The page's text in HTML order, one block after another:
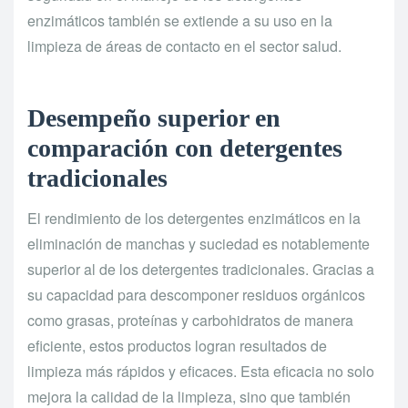
enzimáticos también se extiende a su uso en la
limpieza de áreas de contacto en el sector salud.
Desempeño superior en
comparación con detergentes
tradicionales
El rendimiento de los detergentes enzimáticos en la
eliminación de manchas y suciedad es notablemente
superior al de los detergentes tradicionales. Gracias a
su capacidad para descomponer residuos orgánicos
como grasas, proteínas y carbohidratos de manera
eficiente, estos productos logran resultados de
limpieza más rápidos y eficaces. Esta eficacia no solo
mejora la calidad de la limpieza, sino que también